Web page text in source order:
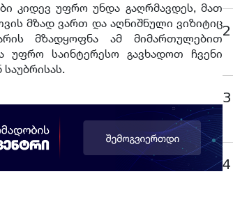
კიდევ უფრო უნდა გაღრმავდეს, მათ
მზად ვართ და აღნიშნული ვიზიტიც
მზადყოფნა ამ მიმართულებით
საინტერესო გავხადოთ ჩვენი
საუბრისას.
2
3
4